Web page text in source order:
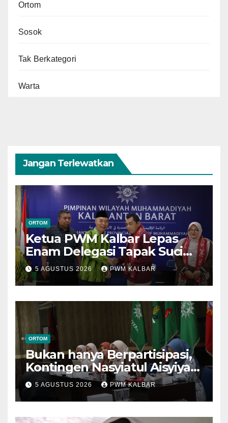
Ortom
Sosok
Tak Berkategori
Warta
Jangan Terlewatkan
ORTOM
Ketua PWM Kalbar Lepas
Enam Delegasi Tapak Suci
Menuju Muktamar XVI di
Semarang
5 AGUSTUS 2026 PWM KALBAR
ORTOM
Bukan hanya Berpartisipasi,
Kontingen Nasyiatul Aisyiyah
Kalbar Perjuangkan Program
di Muktamar XV
5 AGUSTUS 2026 PWM KALBAR